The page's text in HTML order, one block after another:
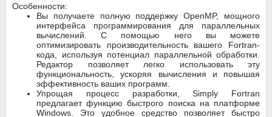
Особенности:
Вы получаете полную поддержку OpenMP, мощного
интерфейса программирования для параллельных
вычислений. С помощью него вы можете
оптимизировать производительность вашего Fortran-
кода, используя потенциал параллельной обработки.
Редактор позволяет легко использовать эту
функциональность, ускоряя вычисления и повышая
эффективность ваших программ.
Упрощая процесс разработки, Simply Fortran
предлагает функцию быстрого поиска на платформе
Windows. Это удобное средство позволяет быстро